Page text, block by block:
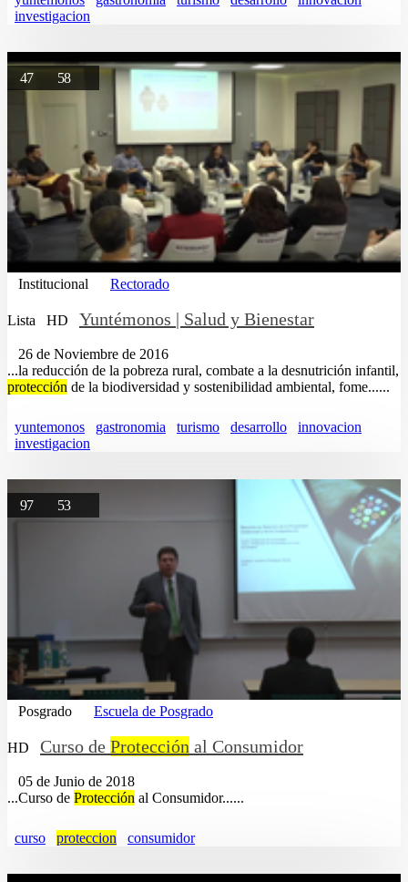
investigacion
47 58
Institucional Rectorado
Lista HD Yuntémonos | Salud y Bienestar
26 de Noviembre de 2016
...la reducción de la pobreza rural, combate a la desnutrición infantil,
protección de la biodiversidad y sostenibilidad ambiental, fome......
yuntemonos gastronomia turismo desarrollo
innovacion
investigacion
97 53
Posgrado Escuela de Posgrado
HD Curso de Protección al Consumidor
05 de Junio de 2018
...Curso de Protección al Consumidor......
curso proteccion consumidor